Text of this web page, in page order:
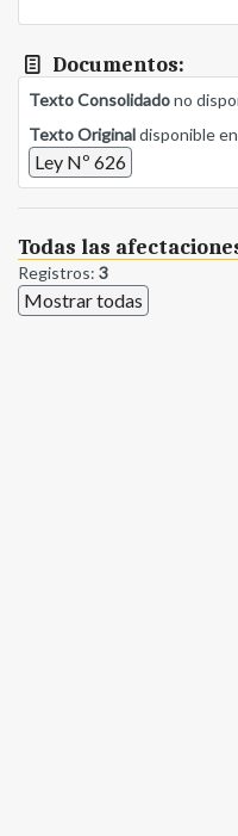
Documentos:
Texto Consolidadono
Texto Originaldisponible
Ley Nº 626
Todas las
Registros: 3
Mostrar todas